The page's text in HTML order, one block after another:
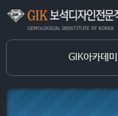
GIK아카데미